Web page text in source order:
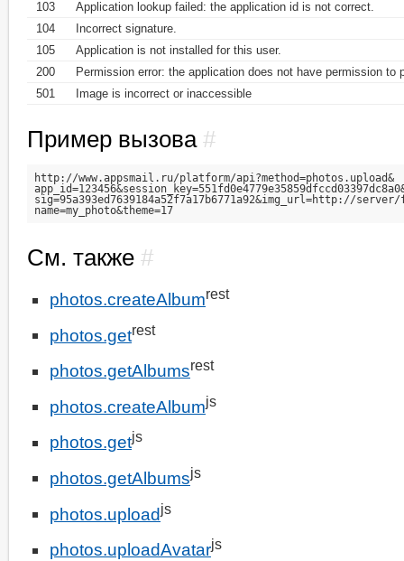
103
Application lookup failed: the application id is not correct.
104
Incorrect signature.
105
Application is not installed for this user.
200
Permission error: the application does not have permission to
501
Image is incorrect or inaccessible
Пример вызова #
http://www.appsmail.ru/platform/api?method=photos.upload&
sig=95a393ed7639184a52f7a17b6771a92&img_url=http://
name=my_photo&theme=17
См. также #
photos.createAlbumrest
photos.getrest
photos.getAlbumsrest
photos.createAlbumjs
photos.getjs
photos.getAlbumsjs
photos.uploadjs
photos.uploadAvatarjs